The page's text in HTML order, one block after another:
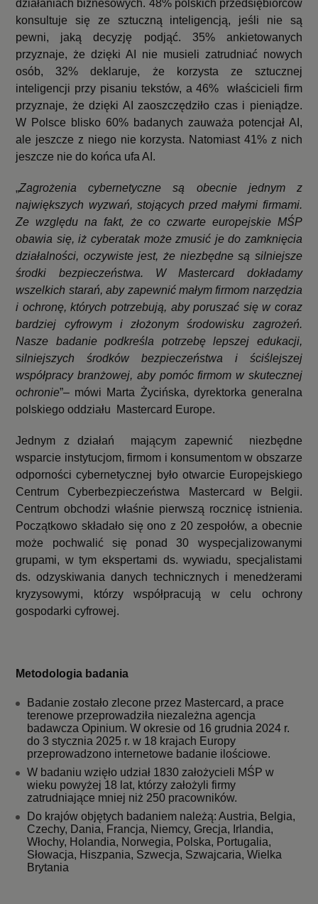
działaniach biznesowych. 48% polskich przedsiębiorców
konsultuje się ze sztuczną inteligencją, jeśli nie są
pewni, jaką decyzję podjąć. 35% ankietowanych
przyznaje, że dzięki AI nie musieli zatrudniać nowych
osób, 32% deklaruje, że korzysta ze sztucznej
inteligencji przy pisaniu tekstów, a 46% właścicieli firm
przyznaje, że dzięki AI zaoszczędziło czas i pieniądze.
W Polsce blisko 60% badanych zauważa potencjał AI,
ale jeszcze z niego nie korzysta. Natomiast 41% z nich
jeszcze nie do końca ufa AI.
„Zagrożenia cybernetyczne są obecnie jednym z
największych wyzwań, stojących przed małymi firmami.
Ze względu na fakt, że co czwarte europejskie MŚP
obawia się, iż cyberatak może zmusić je do zamknięcia
działalności, oczywiste jest, że niezbędne są silniejsze
środki bezpieczeństwa. W Mastercard dokładamy
wszelkich starań, aby zapewnić małym firmom narzędzia
i ochronę, których potrzebują, aby poruszać się w coraz
bardziej cyfrowym i złożonym środowisku zagrożeń.
Nasze badanie podkreśla potrzebę lepszej edukacji,
silniejszych środków bezpieczeństwa i ściślejszej
współpracy branżowej, aby pomóc firmom w skutecznej
ochronie”– mówi Marta Życińska, dyrektorka generalna
polskiego oddziału Mastercard Europe.
Jednym z działań mającym zapewnić niezbędne
wsparcie instytucjom, firmom i konsumentom w obszarze
odporności cybernetycznej było otwarcie Europejskiego
Centrum Cyberbezpieczeństwa Mastercard w Belgii.
Centrum obchodzi właśnie pierwszą rocznicę istnienia.
Początkowo składało się ono z 20 zespołów, a obecnie
może pochwalić się ponad 30 wyspecjalizowanymi
grupami, w tym ekspertami ds. wywiadu, specjalistami
ds. odzyskiwania danych technicznych i menedżerami
kryzysowymi, którzy współpracują w celu ochrony
gospodarki cyfrowej.
Metodologia badania
Badanie zostało zlecone przez Mastercard, a prace
terenowe przeprowadziła niezależna agencja
badawcza Opinium. W okresie od 16 grudnia 2024 r.
do 3 stycznia 2025 r. w 18 krajach Europy
przeprowadzono internetowe badanie ilościowe.
W badaniu wzięło udział 1830 założycieli MŚP w
wieku powyżej 18 lat, którzy założyli firmy
zatrudniające mniej niż 250 pracowników.
Do krajów objętych badaniem należą: Austria, Belgia,
Czechy, Dania, Francja, Niemcy, Grecja, Irlandia,
Włochy, Holandia, Norwegia, Polska, Portugalia,
Słowacja, Hiszpania, Szwecja, Szwajcaria, Wielka
Brytania